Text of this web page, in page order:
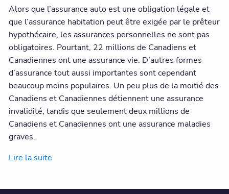
Alors que l’assurance auto est une obligation légale et
que l’assurance habitation peut être exigée par le prêteur
hypothécaire, les assurances personnelles ne sont pas
obligatoires. Pourtant, 22 millions de Canadiens et
Canadiennes ont une assurance vie. D’autres formes
d’assurance tout aussi importantes sont cependant
beaucoup moins populaires. Un peu plus de la moitié des
Canadiens et Canadiennes détiennent une assurance
invalidité, tandis que seulement deux millions de
Canadiens et Canadiennes ont une assurance maladies
graves.
Lire la suite